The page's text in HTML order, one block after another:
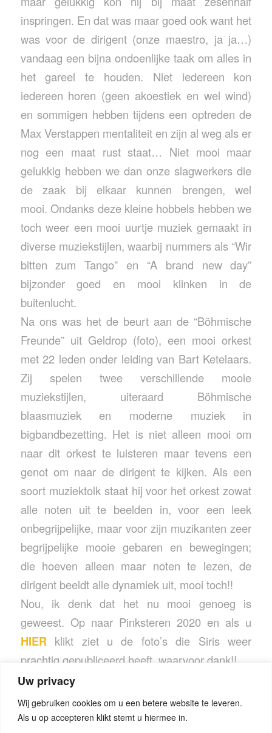
Uw privacy
Wij gebruiken cookies om u een betere website te leveren.
Als u op accepteren klikt stemt u hiermee in.
inspringen. En dat was maar goed ook want het
was voor de dirigent (onze maestro, ja ja…)
vandaag een bijna ondoenlijke taak om alles in
het gareel te houden. Niet iedereen kon
iedereen horen (geen akoestiek en wel wind)
en sommigen hebben tijdens een optreden de
Max Verstappen mentaliteit en zijn al weg als er
nog een maat rust staat… Niet mooi maar
gelukkig hebben we dan onze slagwerkers die
de zaak bij elkaar kunnen brengen, wel
mooi. Ondanks deze kleine hobbels hebben we
toch weer een mooi uurtje muziek gemaakt in
diverse muziekstijlen, waarbij nummers als “Wir
bitten zum Tango” en “A brand new day”
bijzonder goed en mooi klinken in de
buitenlucht.
Na ons was het de beurt aan de “Böhmische
Freunde” uit Geldrop (foto), een mooi orkest
met 22 leden onder leiding van Bart Ketelaars.
Zij spelen twee verschillende mooie
muziekstijlen, uiteraard Böhmische
blaasmuziek en moderne muziek in
bigbandbezetting. Het is niet alleen mooi om
naar dit orkest te luisteren maar tevens een
genot om naar de dirigent te kijken. Als een
soort muziektolk staat hij voor het orkest zowat
alle noten uit te beelden in, voor een leek
onbegrijpelijke, maar voor zijn muzikanten zeer
begrijpelijke mooie gebaren en bewegingen;
die hoeven alleen maar noten te lezen, de
dirigent beeldt alle dynamiek uit, mooi toch!!
Nou, ik denk dat het nu mooi genoeg is
geweest. Op naar Pinksteren 2020 en als u
HIERklikt ziet u de foto’s die Siris weer
prachtig gepubliceerd heeft, waarvoor dank!!